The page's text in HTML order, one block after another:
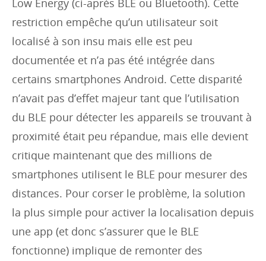
restriction empêche qu’un utilisateur soit
localisé à son insu mais elle est peu
documentée et n’a pas été intégrée dans
certains smartphones Android. Cette disparité
n’avait pas d’effet majeur tant que l’utilisation
du BLE pour détecter les appareils se trouvant à
proximité était peu répandue, mais elle devient
critique maintenant que des millions de
smartphones utilisent le BLE pour mesurer des
distances. Pour corser le problème, la solution
la plus simple pour activer la localisation depuis
une app (et donc s’assurer que le BLE
fonctionne) implique de remonter des